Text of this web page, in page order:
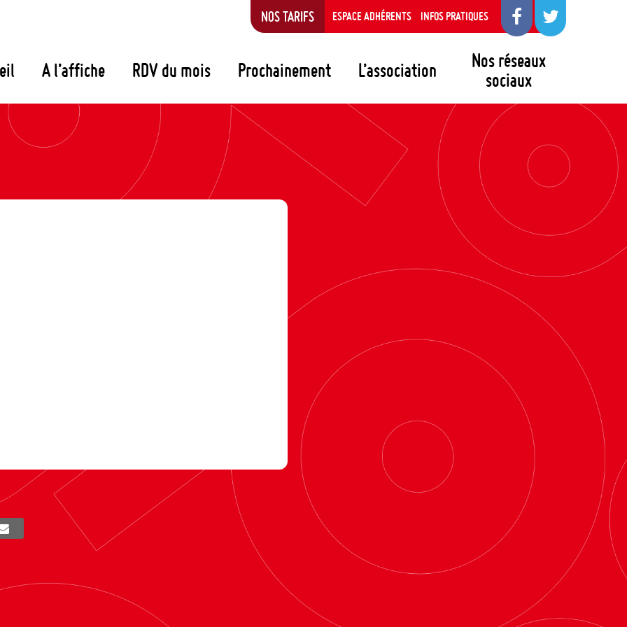
A l’affiche RDV du mois Prochainement L’association
Nos réseaux
sociaux
NOS TARIFS ESPACE ADHÉRENTS INFOS PRATIQUES